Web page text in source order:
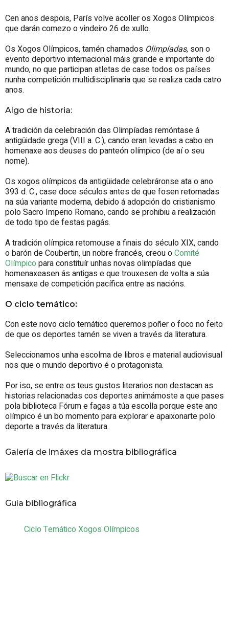
Cen anos despois, París volve acoller os Xogos Olímpicos
que darán comezo o vindeiro 26 de xullo.
Os Xogos Olímpicos, tamén chamados Olimpíadas, son o
evento deportivo internacional máis grande e importante do
mundo, no que participan atletas de case todos os países
nunha competición multidisciplinaria que se realiza cada catro
anos.
Algo de historia:
A tradición da celebración das Olimpíadas remóntase á
antigüidade grega (VIII a. C.), cando eran levadas a cabo en
homenaxe aos deuses do panteón olímpico (de aí o seu
nome).
Os xogos olímpicos da antigüidade celebráronse ata o ano
393 d. C., case doce séculos antes de que fosen retomadas
na súa variante moderna, debido á adopción do cristianismo
polo Sacro Imperio Romano, cando se prohibiu a realización
de todo tipo de festas pagás.
A tradición olímpica retomouse a finais do século XIX, cando
o barón de Coubertin, un nobre francés, creou oComité
Olímpico para constituír unhas novas olimpíadas que
homenaxeasen ás antigas e que trouxesen de volta a súa
mensaxe de competición pacífica entre as nacións.
O ciclo temático:
Con este novo ciclo temático queremos poñer o foco no feito
de que os deportes tamén se viven a través da literatura.
Seleccionamos unha escolma de libros e material audiovisual
nos que o mundo deportivo é o protagonista.
Por iso, se entre os teus gustos literarios non destacan as
historias relacionadas cos deportes animámoste a que pases
pola biblioteca Fórum e fagas a túa escolla porque este ano
olímpico é un bo momento para explorar e apaixonarte polo
deporte a través da literatura.
Galería de imáxes da mostra bibliográfica
Guía bibliográfica
Ciclo Temático Xogos Olímpicos